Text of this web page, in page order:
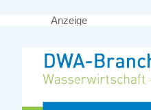
Anzeige